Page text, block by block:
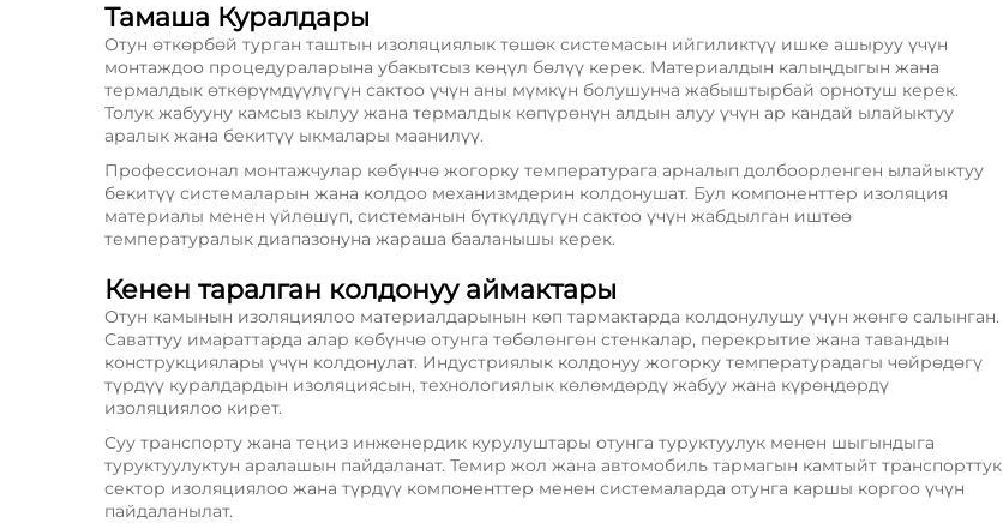
Тамаша Куралдары
Отун өткөрбөй турган таштын изоляциялык төшөк системасын ийгиликтүү ишке ашыруу үчүн
монтаждоо процедураларына убакытсыз көңүл бөлүү керек. Материалдын калыңдыгын жана
термалдык өткөрүмдүүлүгүн сактоо үчүн аны мүмкүн болушунча жабыштырбай орнотуш керек.
Толук жабууну камсыз кылуу жана термалдык көпүрөнүн алдын алуу үчүн ар кандай ылайыктуу
аралык жана бекитүү ыкмалары маанилүү.
Профессионал монтажчулар көбүнчө жогорку температурага арналып долбоорленген ылайыктуу
бекитүү системаларын жана колдоо механизмдерин колдонушат. Бул компоненттер изоляция
материалы менен үйлөшүп, системанын бүткүлдүгүн сактоо үчүн жабдылган иштөө
температуралык диапазонуна жараша бааланышы керек.
Кенен таралган колдонуу аймактары
Отун камынын изоляциялоо материалдарынын көп тармактарда колдонулушу үчүн жөнгө салынган.
Саваттуу имараттарда алар көбүнчө отунга төбөлөнгөн стенкалар, перекрытие жана тавандын
конструкциялары үчүн колдонулат. Индустриялык колдонуу жогорку температурадагы чөйрөдөгү
түрдүү куралдардын изоляциясын, технологиялык көлөмдөрдү жабуу жана күрөңдөрдү
изоляциялоо кирет.
Суу транспорту жана теңиз инженердик курулуштары отунга туруктуулук менен шыгындыга
туруктуулуктун аралашын пайдаланат. Темир жол жана автомобиль тармагын камтыйт транспорттук
сектор изоляциялоо жана түрдүү компоненттер менен системаларда отунга каршы коргоо үчүн
пайдаланылат.